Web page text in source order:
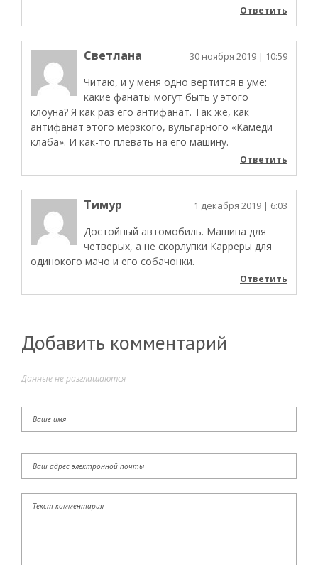
Ответить
Светлана 30 ноября 2019 | 10:59
Читаю, и у меня одно вертится в уме:
какие фанаты могут быть у этого
клоуна? Я как раз его антифанат. Так же, как
антифанат этого мерзкого, вульгарного «Камеди
клаба». И как-то плевать на его машину.
Ответить
Тимур 1 декабря 2019 | 6:03
Достойный автомобиль. Машина для
четверых, а не скорлупки Карреры для
одинокого мачо и его собачонки.
Ответить
Добавить комментарий
Данные не разглашаются